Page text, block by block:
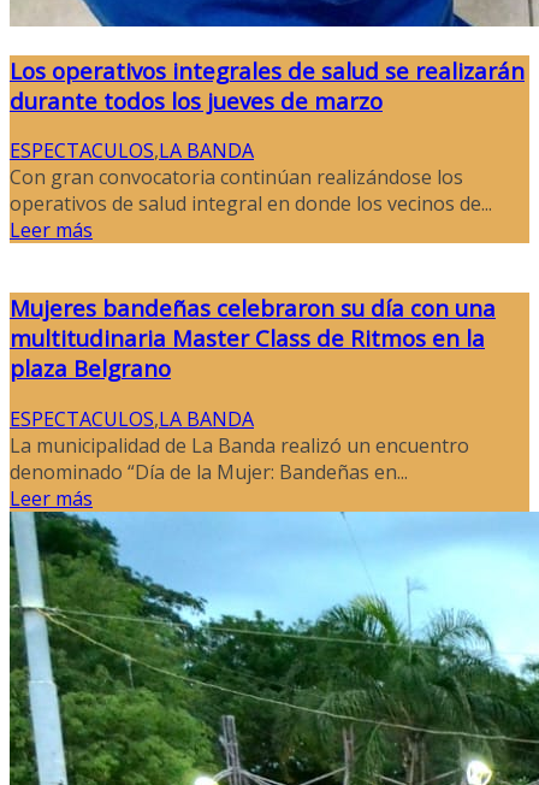
Los operativos integrales de salud se realizarán
durante todos los jueves de marzo
ESPECTACULOS,LA BANDA
Con gran convocatoria continúan realizándose los
operativos de salud integral en donde los vecinos de...
Leer más
Mujeres bandeñas celebraron su día con una
multitudinaria Master Class de Ritmos en la
plaza Belgrano
ESPECTACULOS,LA BANDA
La municipalidad de La Banda realizó un encuentro
denominado “Día de la Mujer: Bandeñas en...
Leer más